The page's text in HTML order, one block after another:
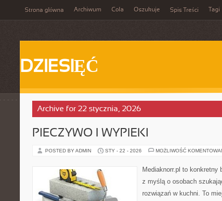
Strona główna Archiwum Cola Oszukuje Spis Treści Tagi
DZIESIĘĆ
Archive for 22 stycznia, 2026
PIECZYWO I WYPIEKI
POSTED BY ADMIN STY - 22 - 2026 MOŻLIWOŚĆ
Mediaknorr.pl to konkretny
z myślą o osobach
rozwiązań w kuchni. To